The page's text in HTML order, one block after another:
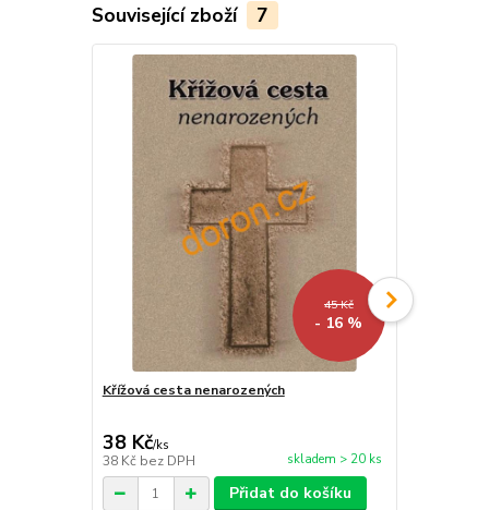
Související zboží 7
45 Kč
- 16 %
Křížová cesta nenarozených
38 Kč/ks
38 Kč bez DPH skladem > 20 ks
Přidat do košíku